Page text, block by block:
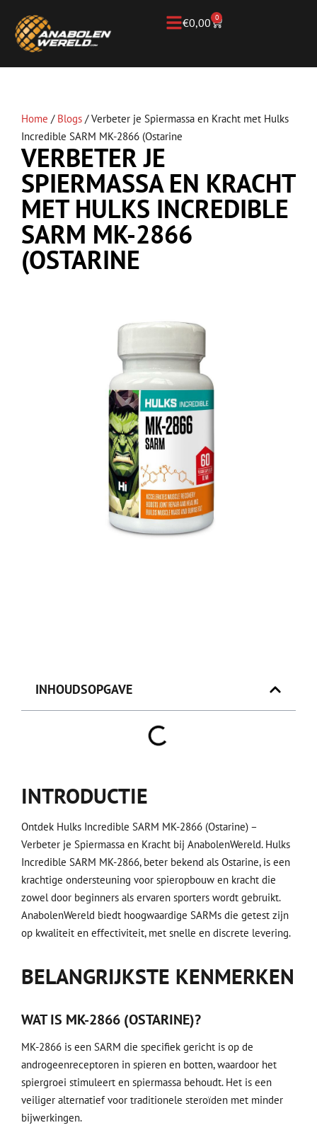
€0,00 0
Home / Blogs /Verbeter je Spiermassa en Kracht met Hulks
Incredible SARM MK-2866 (Ostarine
VERBETER JE
SPIERMASSA EN KRACHT
MET HULKS INCREDIBLE
SARM MK-2866
(OSTARINE
INHOUDSOPGAVE
INTRODUCTIE
Ontdek Hulks Incredible SARM MK-2866 (Ostarine) –
Verbeter je Spiermassa en Kracht bij AnabolenWereld. Hulks
Incredible SARM MK-2866, beter bekend als Ostarine, is een
krachtige ondersteuning voor spieropbouw en kracht die
zowel door beginners als ervaren sporters wordt gebruikt.
AnabolenWereld biedt hoogwaardige SARMs die getest zijn
op kwaliteit en effectiviteit, met snelle en discrete levering.
BELANGRIJKSTE KENMERKEN
WAT IS MK-2866 (OSTARINE)?
MK-2866 is een SARM die specifiek gericht is op de
androgeenreceptoren in spieren en botten, waardoor het
spiergroei stimuleert en spiermassa behoudt. Het is een
veiliger alternatief voor traditionele steroïden met minder
bijwerkingen.